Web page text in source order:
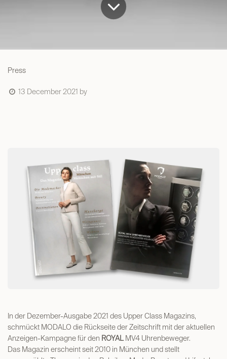
Press
13 December 2021 by
In der Dezember-Ausgabe 2021 des Upper Class Magazins,
schmückt MODALO die Rückseite der Zeitschrift mit der aktuellen
Anzeigen-Kampagne für den ROYAL MV4 Uhrenbeweger.
Das Magazin erscheint seit 2010 in München und stellt